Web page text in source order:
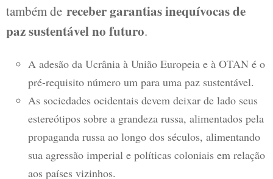
também de receber garantias inequívocas de
paz sustentável no futuro.
A adesão da Ucrânia à União Europeia e à OTAN é o
pré-requisito número um para uma paz sustentável.
As sociedades ocidentais devem deixar de lado seus
estereótipos sobre a grandeza russa, alimentados pela
propaganda russa ao longo dos séculos, alimentando
sua agressão imperial e políticas coloniais em relação
aos países vizinhos.